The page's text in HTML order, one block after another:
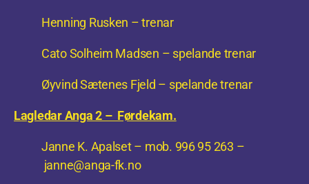
Henning Rusken – trenar
Cato Solheim Madsen – spelande trenar
Øyvind Sætenes Fjeld – spelande trenar
Lagledar Anga 2 – Førdekam.
Janne K. Apalset – mob. 996 95 263 –
janne@anga-fk.no